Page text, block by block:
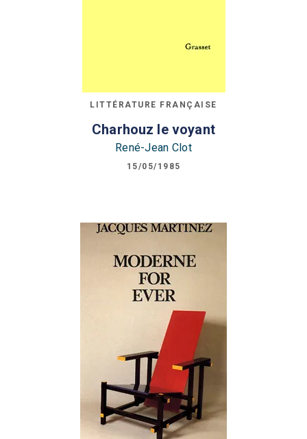
LITTÉRATURE FRANÇAISE
Charhouz le voyant
René-Jean Clot
15/05/1985